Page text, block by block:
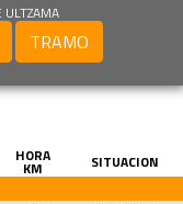
TRAMO
HORA
KM
SITUACION